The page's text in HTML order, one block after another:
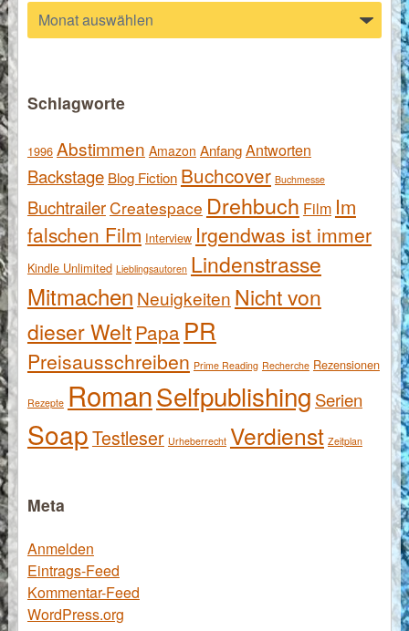
Archiv
Schlagworte
1996 Abstimmen Amazon AnfangAntworten
Backstage Blog Fiction Buchcover Buchmesse
BuchtrailerCreatespace Drehbuch Film Im
falschen Film Interview Irgendwas ist immer
Kindle Unlimited Lieblingsautoren Lindenstrasse
Mitmachen Neuigkeiten Nicht von
dieser WeltPapa PR
Preisausschreiben Prime Reading Recherche Rezensionen
Rezepte RomanSelfpublishing Serien
SoapTestleser Urheberrecht Verdienst Zeitplan
Meta
Anmelden
Eintrags-Feed
Kommentar-Feed
WordPress.org